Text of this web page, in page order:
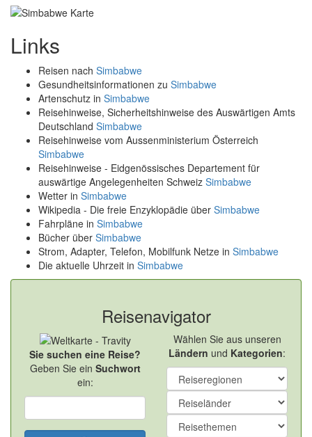
Links
Reisen nach Simbabwe
Gesundheitsinformationen zu Simbabwe
Artenschutz in Simbabwe
Reisehinweise, Sicherheitshinweise des Auswärtigen Amts
Deutschland Simbabwe
Reisehinweise vom Aussenministerium Österreich
Simbabwe
Reisehinweise - Eidgenössisches Departement für
auswärtige Angelegenheiten Schweiz Simbabwe
Wetter in Simbabwe
Wikipedia - Die freie Enzyklopädie über Simbabwe
Fahrpläne in Simbabwe
Bücher über Simbabwe
Strom, Adapter, Telefon, Mobilfunk Netze in Simbabwe
Die aktuelle Uhrzeit in Simbabwe
Reisenavigator
Sie suchen eine Reise?
Geben Sie ein Suchwort
ein:
Wählen Sie aus unseren
Ländern und Kategorien: